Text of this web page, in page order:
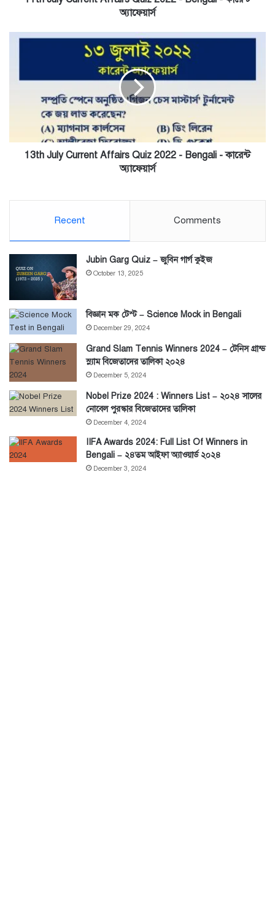
অ্যাফেয়ার্স
13th
-
কারেন্ট13th July Current Affairs Quiz 2022 - Bengali - কারেন্ট
অ্যাফেয়ার্স
Recent Comments
Jubin Garg Quiz – জুবিন গার্গ কুইজ
October 13, 2025
বিজ্ঞান মক টেস্ট – Science Mock in Bengali
December 29, 2024
Grand Slam Tennis Winners 2024 – টেনিস গ্রান্ড
স্ল্যাম বিজেতাদের তালিকা ২০২৪
December 5, 2024
Nobel Prize 2024 : Winners List – ২০২৪ সালের
নোবেল পুরস্কার বিজেতাদের তালিকা
December 4, 2024
IIFA Awards 2024: Full List Of Winners in
Bengali – ২৪তম আইফা অ্যাওয়ার্ড ২০২৪
December 3, 2024